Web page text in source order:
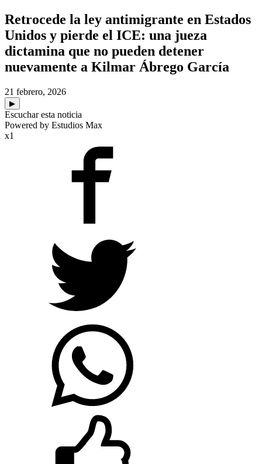
Retrocede la ley antimigrante en Estados
Unidos y pierde el ICE: una jueza
dictamina que no pueden detener
nuevamente a Kilmar Ábrego García
21 febrero, 2026
▶
Escuchar esta noticia
Powered by Estudios Max
x1